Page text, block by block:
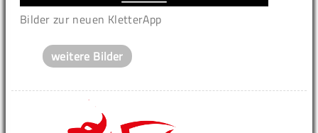
Bilder zur neuen KletterApp
weitere Bilder